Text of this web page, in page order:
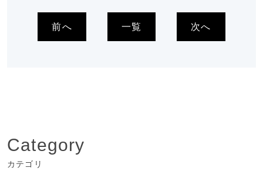
前へ 一覧 次へ
Category
カテゴリ